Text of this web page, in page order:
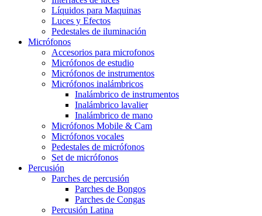
Líquidos para Maquinas
Luces y Efectos
Pedestales de iluminación
Micrófonos
Accesorios para microfonos
Micrófonos de estudio
Micrófonos de instrumentos
Micrófonos inalámbricos
Inalámbrico de instrumentos
Inalámbrico lavalier
Inalámbrico de mano
Micrófonos Mobile & Cam
Micrófonos vocales
Pedestales de micrófonos
Set de micrófonos
Percusión
Parches de percusión
Parches de Bongos
Parches de Congas
Percusión Latina